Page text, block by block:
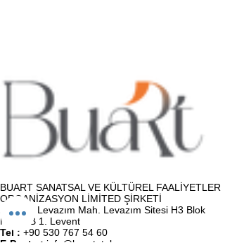
BUART SANATSAL VE KÜLTÜREL FAALİYETLER
ORGANİZASYON LİMİTED ŞİRKETİ
Adres :
Levazım Mah. Levazım Sitesi H3 Blok
No:16/B 1. Levent
Tel : +90 530 767 54 60
E-Posta : info@buartatolye.com